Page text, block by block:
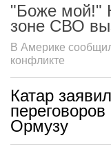
"Боже мой!"
зоне СВО
В Америке
конфликте
Катар
Ормузу